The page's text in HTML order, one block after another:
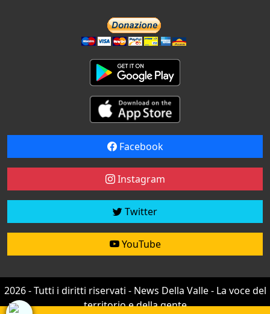
Facebook
Instagram
Twitter
YouTube
2026 - Tutti i diritti riservati - News Della Valle - La voce del
territorio e della gente